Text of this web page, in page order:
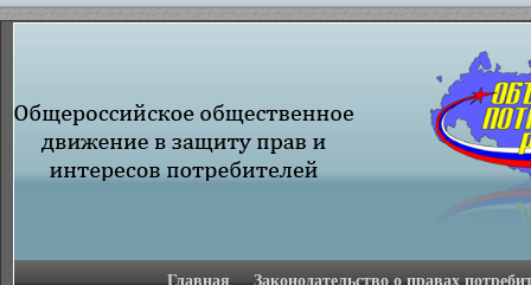
Главная Законодательство о правах